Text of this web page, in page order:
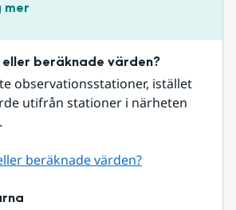
mer
beräknade värden?
observationsstationer, istället
utifrån stationer i närheten
beräknade värden?